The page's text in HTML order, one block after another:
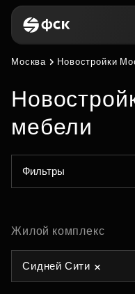
Москва Новостройки
мебели
Фильтры
Жилой комплекс
Сидней Сити